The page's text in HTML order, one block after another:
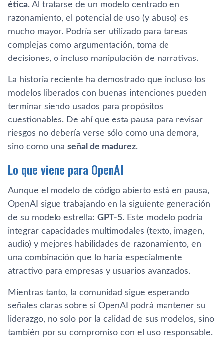
ética. Al tratarse de un modelo centrado en
razonamiento, el potencial de uso (y abuso) es
mucho mayor. Podría ser utilizado para tareas
complejas como argumentación, toma de
decisiones, o incluso manipulación de narrativas.
La historia reciente ha demostrado que incluso los
modelos liberados con buenas intenciones pueden
terminar siendo usados para propósitos
cuestionables. De ahí que esta pausa para revisar
riesgos no debería verse sólo como una demora,
sino como una señal de madurez.
Lo que viene para OpenAI
Aunque el modelo de código abierto está en pausa,
OpenAI sigue trabajando en la siguiente generación
de su modelo estrella: GPT-5. Este modelo podría
integrar capacidades multimodales (texto, imagen,
audio) y mejores habilidades de razonamiento, en
una combinación que lo haría especialmente
atractivo para empresas y usuarios avanzados.
Mientras tanto, la comunidad sigue esperando
señales claras sobre si OpenAI podrá mantener su
liderazgo, no solo por la calidad de sus modelos, sino
también por su compromiso con el uso responsable.